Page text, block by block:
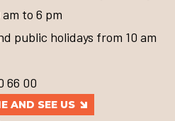
to 6 pm
public holidays from 10 am
66 00
AND SEE US